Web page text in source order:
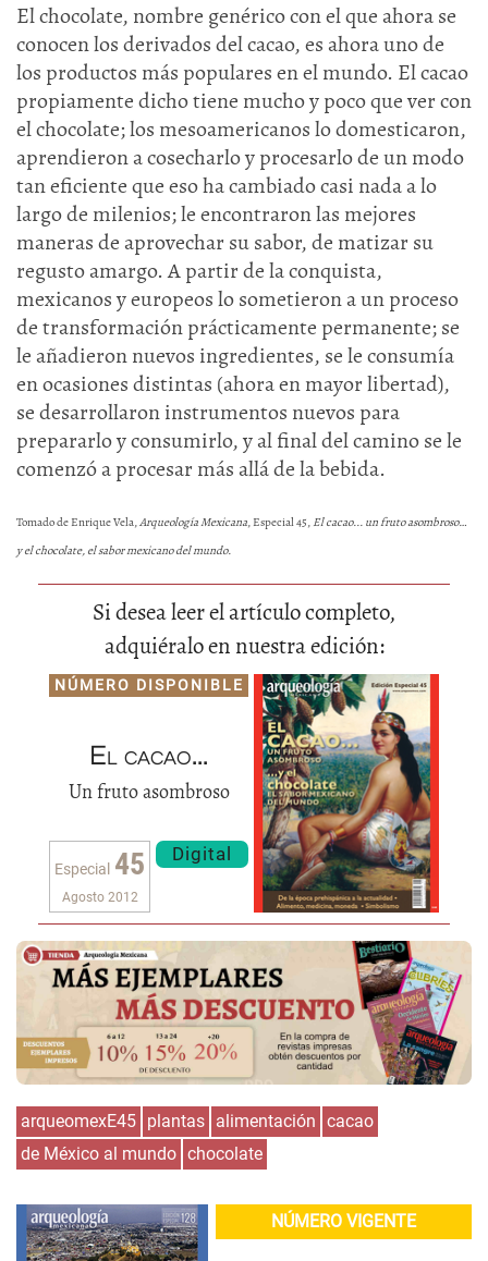
El chocolate, nombre genérico con el que ahora se
conocen los derivados del cacao, es ahora uno de
los productos más populares en el mundo. El cacao
propiamente dicho tiene mucho y poco que ver con
el chocolate; los mesoamericanos lo domesticaron,
aprendieron a cosecharlo y procesarlo de un modo
tan eficiente que eso ha cambiado casi nada a lo
largo de milenios; le encontraron las mejores
maneras de aprovechar su sabor, de matizar su
regusto amargo. A partir de la conquista,
mexicanos y europeos lo sometieron a un proceso
de transformación prácticamente permanente; se
le añadieron nuevos ingredientes, se le consumía
en ocasiones distintas (ahora en mayor libertad),
se desarrollaron instrumentos nuevos para
prepararlo y consumirlo, y al final del camino se le
comenzó a procesar más allá de la bebida.
Tomado de Enrique Vela,Arqueología Mexicana, Especial 45, El cacao... un fruto asombroso…
y el chocolate, el sabor mexicano del mundo.
Si desea leer el artículo completo,
adquiéralo en nuestra edición:
NÚMERO DISPONIBLE
El cacao...
Un fruto asombroso
Especial 45
Agosto 2012
Digital
arqueomexE45 plantas alimentación cacao
de México al mundo chocolate
NÚMERO VIGENTE